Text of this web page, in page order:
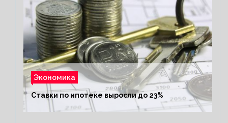
Экономика
Ставки по ипотеке выросли до 23%